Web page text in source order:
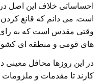
احساساتی خلاف این اصل در
است. می دانم که قانع کردن
وقتی مقدس است که به رای
های قومی و منطقه ای
در این روزها محافل
کارند تا مقدمات و